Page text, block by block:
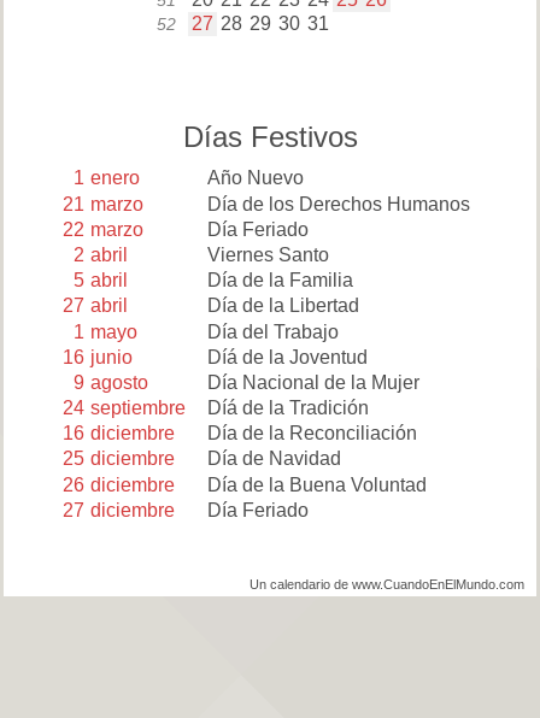
52 27 28 29 30 31
Días Festivos
1 enero
Año Nuevo
21 marzo
Día de los Derechos Humanos
22 marzo
Día Feriado
2 abril
Viernes Santo
5 abril
Día de la Familia
27 abril
Día de la Libertad
1 mayo
Día del Trabajo
16 junio
Díá de la Joventud
9 agosto
Día Nacional de la Mujer
24 septiembre
Díá de la Tradición
16 diciembre
Día de la Reconciliación
25 diciembre
Día de Navidad
26 diciembre
Día de la Buena Voluntad
27 diciembre Día Feriado
Un calendario de www.CuandoEnElMundo.com